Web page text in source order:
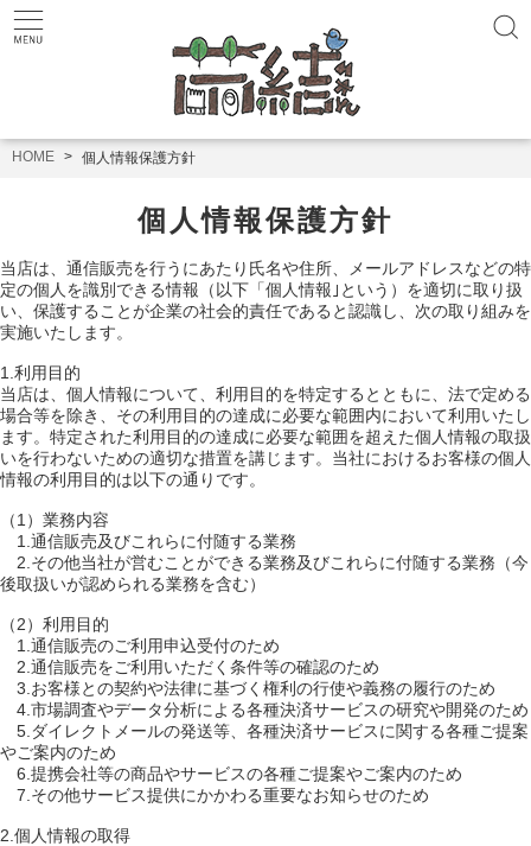
HOME 個人情報保護方針
個人情報保護方針
当店は、通信販売を行うにあたり氏名や住所、メールアドレスなどの特
定の個人を識別できる情報（以下「個人情報｣という）を適切に取り扱
い、保護することが企業の社会的責任であると認識し、次の取り組みを
実施いたします。
1.利用目的
当店は、個人情報について、利用目的を特定するとともに、法で定める
場合等を除き、その利用目的の達成に必要な範囲内において利用いたし
ます。特定された利用目的の達成に必要な範囲を超えた個人情報の取扱
いを行わないための適切な措置を講じます。当社におけるお客様の個人
情報の利用目的は以下の通りです。
（1）業務内容
1.通信販売及びこれらに付随する業務
2.その他当社が営むことができる業務及びこれらに付随する業務（今
後取扱いが認められる業務を含む）
（2）利用目的
1.通信販売のご利用申込受付のため
2.通信販売をご利用いただく条件等の確認のため
3.お客様との契約や法律に基づく権利の行使や義務の履行のため
4.市場調査やデータ分析による各種決済サービスの研究や開発のため
5.ダイレクトメールの発送等、各種決済サービスに関する各種ご提案
やご案内のため
6.提携会社等の商品やサービスの各種ご提案やご案内のため
7.その他サービス提供にかかわる重要なお知らせのため
2.個人情報の取得